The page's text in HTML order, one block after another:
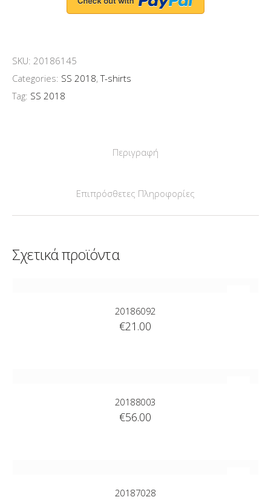
SKU: 20186145
Categories: SS 2018,T-shirts
Tag: SS 2018
Περιγραφή
Επιπρόσθετες Πληροφορίες
Σχετικά προϊόντα
20186092
€21.00
20188003
€56.00
20187028